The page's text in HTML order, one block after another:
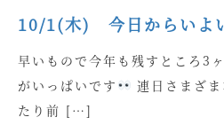
10/1(木) 今日からいよ
早いもので今年も残すところ3
がいっぱいです
連日さまざ
たり前 […]